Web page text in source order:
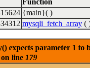
Function
{main}( )
mysqli_fetch_array (
expects parameter 1 to
line 179